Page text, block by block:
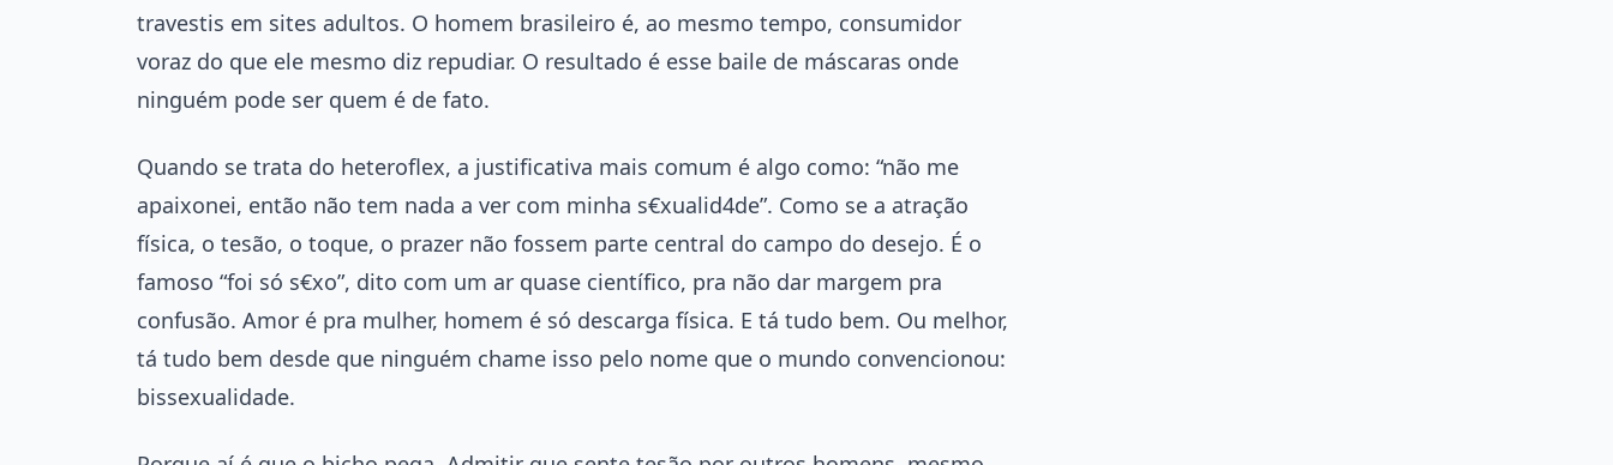
travestis em sites adultos. O homem brasileiro é, ao mesmo tempo, consumidor
voraz do que ele mesmo diz repudiar. O resultado é esse baile de máscaras onde
ninguém pode ser quem é de fato.
Quando se trata do heteroflex, a justificativa mais comum é algo como: “não me
apaixonei, então não tem nada a ver com minha s€xualid4de”. Como se a atração
física, o tesão, o toque, o prazer não fossem parte central do campo do desejo. É o
famoso “foi só s€xo”, dito com um ar quase científico, pra não dar margem pra
confusão. Amor é pra mulher, homem é só descarga física. E tá tudo bem. Ou melhor,
tá tudo bem desde que ninguém chame isso pelo nome que o mundo convencionou:
bissexualidade.